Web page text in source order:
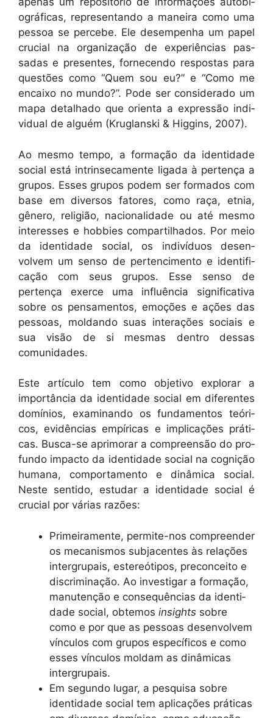
ográ­fi­cas, rep­re­sen­tan­do a maneira como uma
pes­soa se percebe. Ele desem­pen­ha um papel
cru­cial na orga­ni­za­ção de exper­iên­cias pas­
sadas e pre­sentes, fornecen­do respostas para
questões como “Quem sou eu?” e “Como me
encaixo no mun­do?”. Pode ser con­sid­er­a­do um
mapa detal­ha­do que ori­en­ta a expressão indi­
vid­ual de alguém (Kruglan­s­ki & Hig­gins, 2007).
Ao mes­mo tem­po, a for­mação da iden­ti­dade
social está intrin­se­ca­mente lig­a­da à pertença a
gru­pos. Ess­es gru­pos podem ser for­ma­dos com
base em diver­sos fatores, como raça, etnia,
gênero, religião, nacional­i­dade ou até mes­mo
inter­ess­es e hob­bies com­par­til­ha­dos. Por meio
da iden­ti­dade social, os indi­ví­du­os desen­
volvem um sen­so de per­tenci­men­to e iden­ti­fi­
cação com seus gru­pos. Esse sen­so de
pertença exerce uma influên­cia sig­ni­fica­ti­va
sobre os pen­sa­men­tos, emoções e ações das
pes­soas, moldan­do suas inter­ações soci­ais e
sua visão de si mes­mas den­tro dessas
comunidades.
Este artícu­lo tem como obje­ti­vo explo­rar a
importân­cia da iden­ti­dade social em difer­entes
domínios, exam­i­nan­do os fun­da­men­tos teóri­
cos, evidên­cias empíri­c­as e impli­cações práti­
cas. Bus­ca-se apri­morar a com­preen­são do pro­
fun­do impacto da iden­ti­dade social na cog­nição
humana, com­por­ta­men­to e dinâmi­ca social.
Neste sen­ti­do, estu­dar a iden­ti­dade social é
cru­cial por várias razões:
Primeira­mente, per­mite-nos com­preen­der
os mecan­is­mos sub­ja­centes às relações
inter­gru­pais, estereóti­pos, pre­con­ceito e
dis­crim­i­nação. Ao inves­ti­gar a for­mação,
manutenção e con­se­quên­cias da iden­ti­
dade social, obte­mos insights sobre
como e por que as pes­soas desen­volvem
vín­cu­los com gru­pos especí­fi­cos e como
ess­es vín­cu­los moldam as dinâmi­cas
intergrupais.
Em segun­do lugar, a pesquisa sobre
iden­ti­dade social tem apli­cações práti­cas